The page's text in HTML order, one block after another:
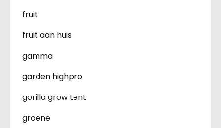
fruit
fruit aan huis
gamma
garden highpro
gorilla grow tent
groene